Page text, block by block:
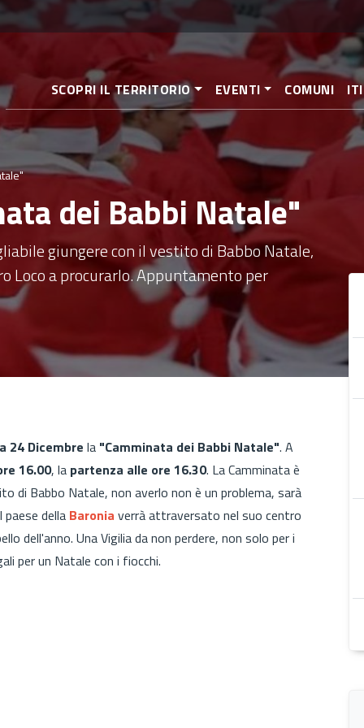
Salta
al
contenuto
SCOPRI IL TERRITORIO EVENTI COMUNI
dei Babbi Natale"
giungere con il vestito di Babbo Natale,
Loco a procurarlo. Appuntamento per
24 Dicembre la "Camminata dei Babbi Natale". A
16.00, la partenza alle ore 16.30. La Camminata è
di Babbo Natale, non averlo non è un problema, sarà
della Baronia verrà attraversato nel suo centro
dell'anno. Una Vigilia da non perdere, non solo per i
per un Natale con i fiocchi.